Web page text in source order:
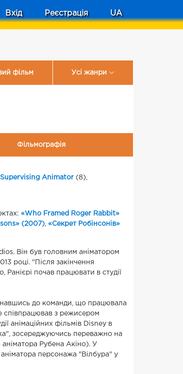
Вхід Реєстрація UA
фільм Усі жанри
Фільмографія
Supervising Animator(8),
«Who Framed Roger Rabbit»
(2007) «Секрет Робінсонів»
Він був головним аніматором
році. "Після закінчення
Ранієрі почав працювати в студії
до команди, що працювала
співпрацював з режисером
анімаційних фільмів Disney в
зосереджуючись переважно на
Рубена Акіно). У
персонажа "Вілбура" у